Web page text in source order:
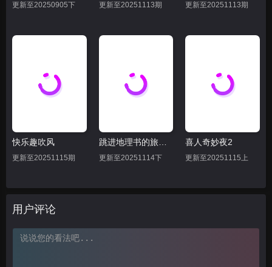
更新至20250905下 更新至20251113期 更新至20251113期
快乐趣吹风
更新至20251115期 更新至20251114下
喜人奇妙夜2
更新至20251115上
用户评论